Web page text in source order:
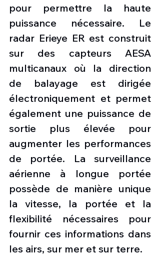
pour permettre la haute
puissance nécessaire. Le
radar Erieye ER est construit
sur des capteurs AESA
multicanaux où la direction
de balayage est dirigée
électroniquement et permet
également une puissance de
sortie plus élevée pour
augmenter les performances
de portée. La surveillance
aérienne à longue portée
possède de manière unique
la vitesse, la portée et la
flexibilité nécessaires pour
fournir ces informations dans
les airs, sur mer et sur terre.